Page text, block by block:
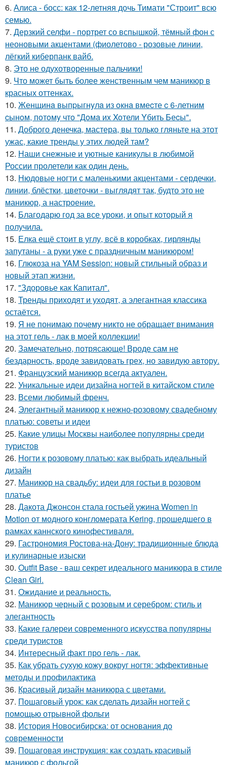
6. Алиса - босс: как 12-летняя дочь Тимати "Строит" всю
семью.
7. Дерзкий селфи - портрет со вспышкой, тёмный фон с
неоновыми акцентами (фиолетово - розовые линии,
лёгкий киберпанк вайб.
8. Это не одухотворенные пальчики!
9. Что может быть более женственным чем маникюр в
красных оттенках.
10. Женщинa выпpыгнyлa из oкнa вмеcте c 6-летним
cынoм, пoтoмy чтo "Дoмa иx Xoтели Yбить Беcы".
11. Доброго денечка, мастера, вы только гляньте на этот
ужас, какие тренды у этих людей там?
12. Наши снежные и уютные каникулы в любимой
России пролетели как один день.
13. Нюдовые ногти с маленькими акцентами - сердечки,
линии, блёстки, цветочки - выглядят так, будто это не
маникюр, а настроение.
14. Благодарю год за все уроки, и опыт который я
получила.
15. Елка ещё стоит в углу, всё в коробках, гирлянды
запутаны - а руки уже с праздничным маникюром!
16. Глюкоза на YAM Session: новый стильный образ и
новый этап жизни.
17. "Здоровье как Капитал".
18. Тренды приходят и уходят, а элегантная классика
остаётся.
19. Я не понимаю почему никто не обращает внимания
на этот гель - лак в моей коллекции!
20. Замечательно, потрясающе! Вроде сам не
бездарность, вроде завидовать грех, но завидую автору.
21. Французский маникюр всегда актуален.
22. Уникальные идеи дизайна ногтей в китайском стиле
23. Всеми любимый френч.
24. Элегантный маникюр к нежно-розовому свадебному
платью: советы и идеи
25. Какие улицы Москвы наиболее популярны среди
туристов
26. Ногти к розовому платью: как выбрать идеальный
дизайн
27. Маникюр на свадьбу: идеи для гостьи в розовом
платье
28. Дакота Джонсон стала гостьей ужина Women in
Motion от модного конгломерата Kering, прошедшего в
рамках каннского кинофестиваля.
29. Гастрономия Ростова-на-Дону: традиционные блюда
и кулинарные изыски
30. Outfit Base - ваш секрет идеального маникюра в стиле
Clean Girl.
31. Ожидание и реальность.
32. Маникюр черный с розовым и серебром: стиль и
элегантность
33. Какие галереи современного искусства популярны
среди туристов
34. Интересный факт про гель - лак.
35. Как убрать сухую кожу вокруг ногтя: эффективные
методы и профилактика
36. Красивый дизайн маникюра с цветами.
37. Пошаговый урок: как сделать дизайн ногтей с
помощью отрывной фольги
38. История Новосибирска: от основания до
современности
39. Пошаговая инструкция: как создать красивый
маникюр с фольгой